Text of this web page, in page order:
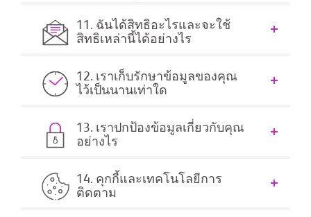
11. ฉันได้สิทธิอะไรและจะใช้
สิทธิเหล่านี้ได้อย่างไร
12. เราเก็บรักษาข้อมูลของคุณ
ไว้เป็นนานเท่าใด
13. เราปกป้องข้อมูลเกี่ยวกับคุณ
อย่างไร
14. คุกกี้และเทคโนโลยีการ
ติดตาม